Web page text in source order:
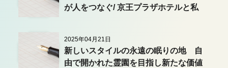
が人をつなぐ/ 京王プラザホテルと私
2025年04月21日
新しいスタイルの永遠の眠りの地 自
由で開かれた霊園を目指し新たな価値